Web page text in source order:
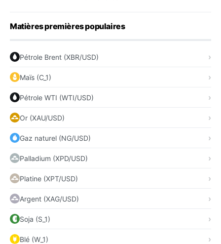
Matières premières populaires
Pétrole Brent (XBR/USD)
Maïs (C_1)
Pétrole WTI (WTI/USD)
Or (XAU/USD)
Gaz naturel (NG/USD)
Palladium (XPD/USD)
Platine (XPT/USD)
Argent (XAG/USD)
Soja (S_1)
Blé (W_1)